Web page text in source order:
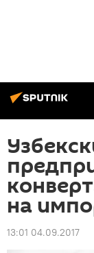
на
13:01 04.09.2017